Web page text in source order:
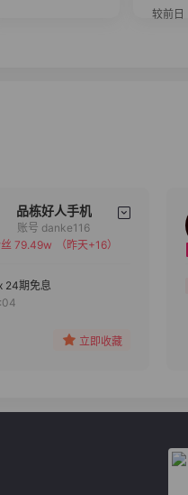
较前日
品栋好人手机
备注
分组
账号 danke116
79.49w
（昨天+16）
24期免息
立即收藏